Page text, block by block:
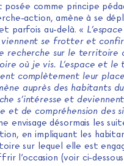
posée comme principe
action, amène à se
parfois au-delà. «
viennent se frotter et
recherche sur le territoire
où je vis. L’espace et le
complètement leur
auprès des habitants
s’intéresse et
et de compréhension des
envisage désormais les
en impliquant les
sur lequel elle est
l’occasion (voir ci-